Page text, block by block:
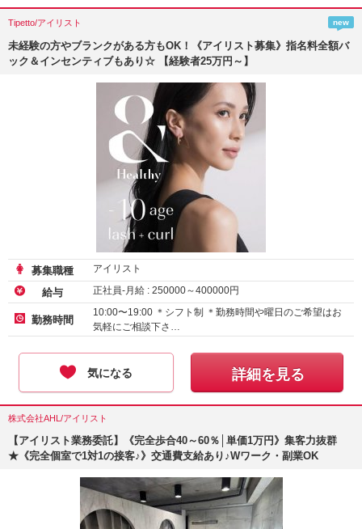
Tipetto/アイリスト new
未経験の方やブランクがある方もOK！《アイリスト募集》指名料全額バ
ック＆インセンティブもあり☆ 【経験者25万円～】
募集職種 アイリスト
給与 正社員-月給 : 250000～400000円
勤務時間
10:00〜19:00 ＊シフト制 ＊勤務時間や曜日のご希望はお
気軽にご相談下さ…
気になる 詳細を見る
株式会社AHL/アイリスト
【アイリスト業務委託】《完全歩合40～60％│単価1万円》集客力抜群
★《完全個室で1対1の接客♪》交通費支給あり♪Wワーク・副業OK